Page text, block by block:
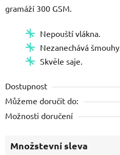
gramáží 300 GSM.
Nepouští vlákna.
Nezanechává šmouhy.
Skvěle saje.
Dostupnost
Můžeme doručit do:
Možnosti doručení
Množstevní sleva